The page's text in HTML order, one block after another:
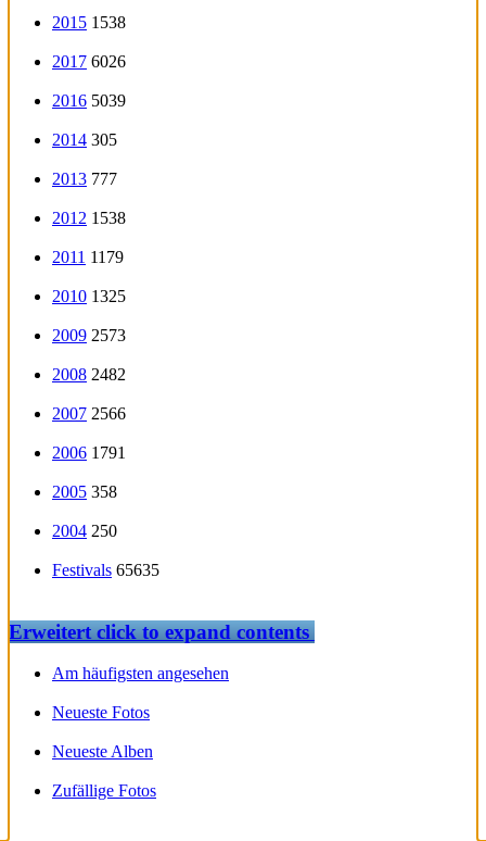
2015 1538
2017 6026
2016 5039
2014 305
2013 777
2012 1538
2011 1179
2010 1325
2009 2573
2008 2482
2007 2566
2006 1791
2005 358
2004 250
Festivals 65635
Erweitertclick to expand contents
Am häufigsten angesehen
Neueste Fotos
Neueste Alben
Zufällige Fotos